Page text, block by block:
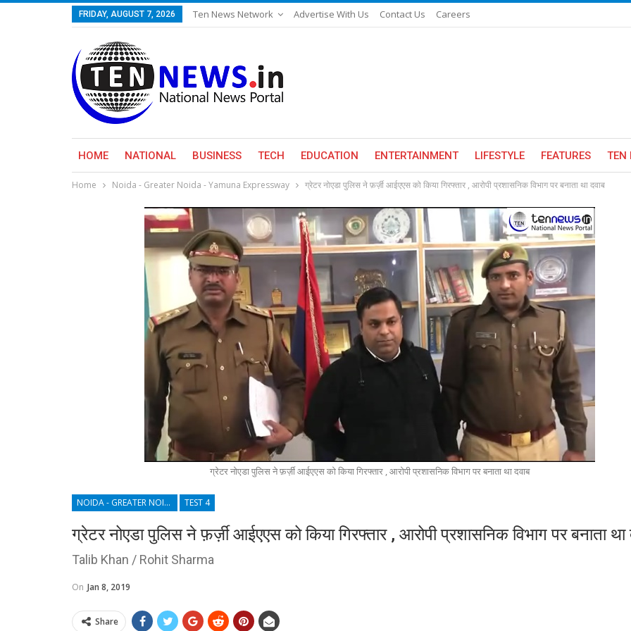
FRIDAY, AUGUST 7, 2026 Ten News Network Advertise With Us Contact Us Careers
HOME NATIONAL BUSINESS TECH EDUCATION ENTERTAINMENT LIFESTYLE FEATURES TEN
Home Noida - Greater Noida - Yamuna Expressway ग्रेटर नोएडा पुलिस ने फ़र्ज़ी आईएएस को किया गिरफ्तार , आरोपी प्रशासनिक विभाग पर बनाता था दवाब
ग्रेटर नोएडा पुलिस ने फ़र्ज़ी आईएएस को किया गिरफ्तार , आरोपी प्रशासनिक विभाग पर बनाता था दवाब
NOIDA - GREATER NOIDA - YAMUNA EXPRESSWAY TEST 4
ग्रेटर नोएडा पुलिस ने फ़र्ज़ी आईएएस को किया गिरफ्तार , आरोपी प्रशासनिक विभाग पर बनाता था
Talib Khan / Rohit Sharma
On Jan 8, 2019
Share